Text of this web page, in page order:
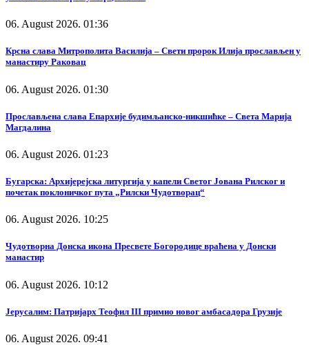
06. August 2026. 01:36
Крсна слава Митрополита Василија – Свети пророк Илија прослављен у
манастиру Раковац
06. August 2026. 01:30
Прослављена слава Епархије будимљанско-никшићке – Света Марија
Магдалина
06. August 2026. 01:23
Бугарска: Архијерејска литургија у капели Светог Јована Рилског и
почетак поклоничког пута „Рилски Чудотворац“
06. August 2026. 10:25
Чудотворна Донска икона Пресвете Богородице враћена у Донски
манастир
06. August 2026. 10:12
Јерусалим: Патријарх Теофил III примио новог амбасадора Грузије
06. August 2026. 09:41